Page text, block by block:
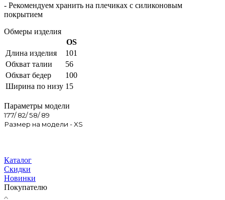
- Рекомендуем хранить на плечиках с силиконовым
покрытием
Обмеры изделия
OS
Длина изделия
101
Обхват талии
56
Обхват бедер
100
Ширина по низу 15
Параметры модели
177/ 82/ 58/ 89
Размер на модели - XS
Каталог
Скидки
Новинки
Покупателю